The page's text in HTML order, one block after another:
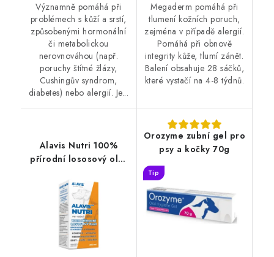
Významně pomáhá při
problémech s kůží a srstí,
způsobenými hormonální
či metabolickou
nerovnováhou (např.
poruchy štítné žlázy,
Cushingův syndrom,
diabetes) nebo alergií. Je...
Megaderm pomáhá při
tlumení kožních poruch,
zejména v případě alergií.
Pomáhá při obnově
integrity kůže, tlumí zánět.
Balení obsahuje 28 sáčků,
které vystačí na 4-8 týdnů.
Alavis Nutri 100%
přírodní lososový olej
Orozyme zubní gel pro
psy a kočky 70g
Tip